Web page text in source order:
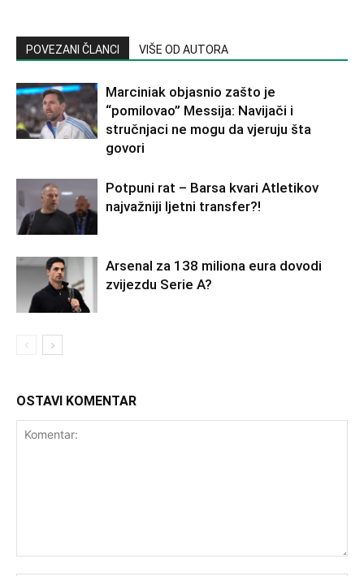
POVEZANI ČLANCI VIŠE OD AUTORA
Marciniak objasnio zašto je
“pomilovao” Messija: Navijači i
stručnjaci ne mogu da vjeruju šta
govori
Potpuni rat – Barsa kvari Atletikov
najvažniji ljetni transfer?!
Arsenal za 138 miliona eura dovodi
zvijezdu Serie A?
OSTAVI KOMENTAR